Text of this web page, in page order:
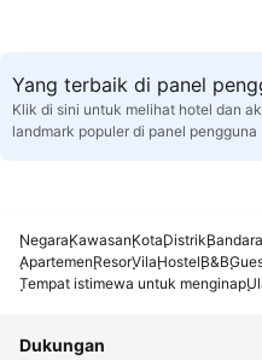
Yang terbaik di panel
Klik di sini untuk melihat hotel dan
landmark populer di panel pengguna
NegaraKawasanKotaDistrikBandara
ApartemenResorVilaHostelB&B
Tempat istimewa untuk menginap
Dukungan